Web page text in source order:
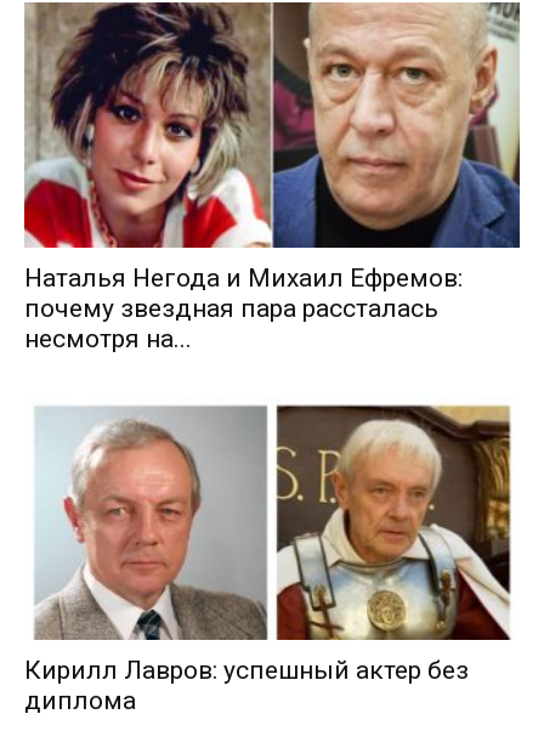
Наталья Негода и Михаил Ефремов:
почему звездная пара рассталась
несмотря на...
Кирилл Лавров: успешный актер без
диплома